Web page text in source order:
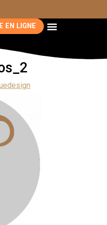
EN LIGNE